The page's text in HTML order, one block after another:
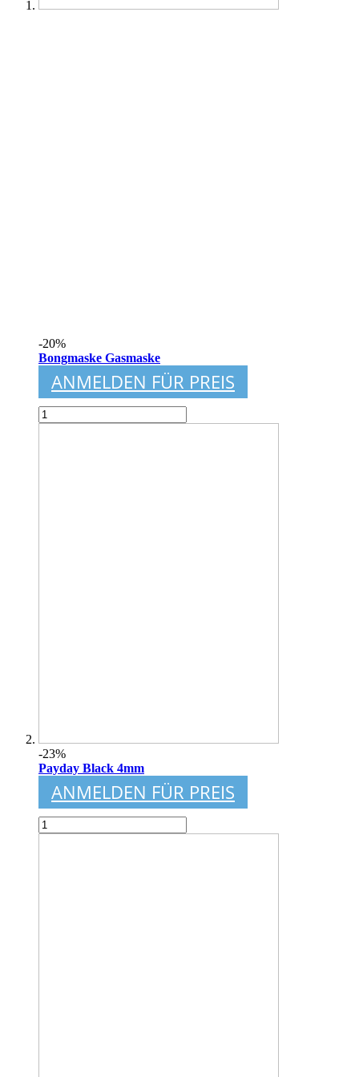
-20%
Bongmaske Gasmaske
ANMELDEN FÜR PREIS
-23%
Payday Black 4mm
ANMELDEN FÜR PREIS